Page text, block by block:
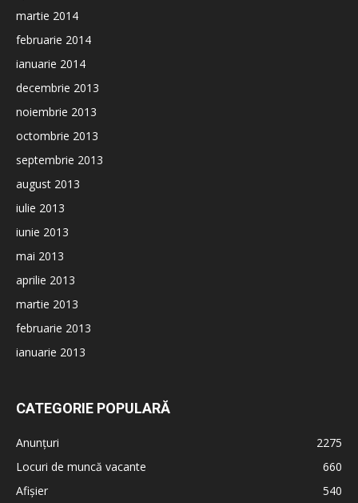
martie 2014
februarie 2014
ianuarie 2014
decembrie 2013
noiembrie 2013
octombrie 2013
septembrie 2013
august 2013
iulie 2013
iunie 2013
mai 2013
aprilie 2013
martie 2013
februarie 2013
ianuarie 2013
CATEGORIE POPULARĂ
Anunțuri
2275
Locuri de muncă vacante
660
Afișier
540